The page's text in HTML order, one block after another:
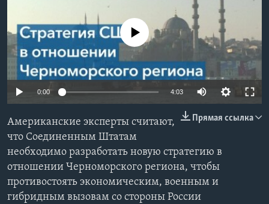
Learning English
СОЦИАЛЬНЫЕ СЕТИ
No media source currently available
0:00 4:03
Прямая ссылка
Американские эксперты считают,
что Соединенным Штатам
необходимо разработать новую стратегию в
отношении Черноморского региона, чтобы
противостоять экономическим, военным и
гибридным вызовам со стороны России